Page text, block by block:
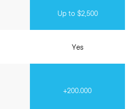
Up to $2,500
Yes
+200.000